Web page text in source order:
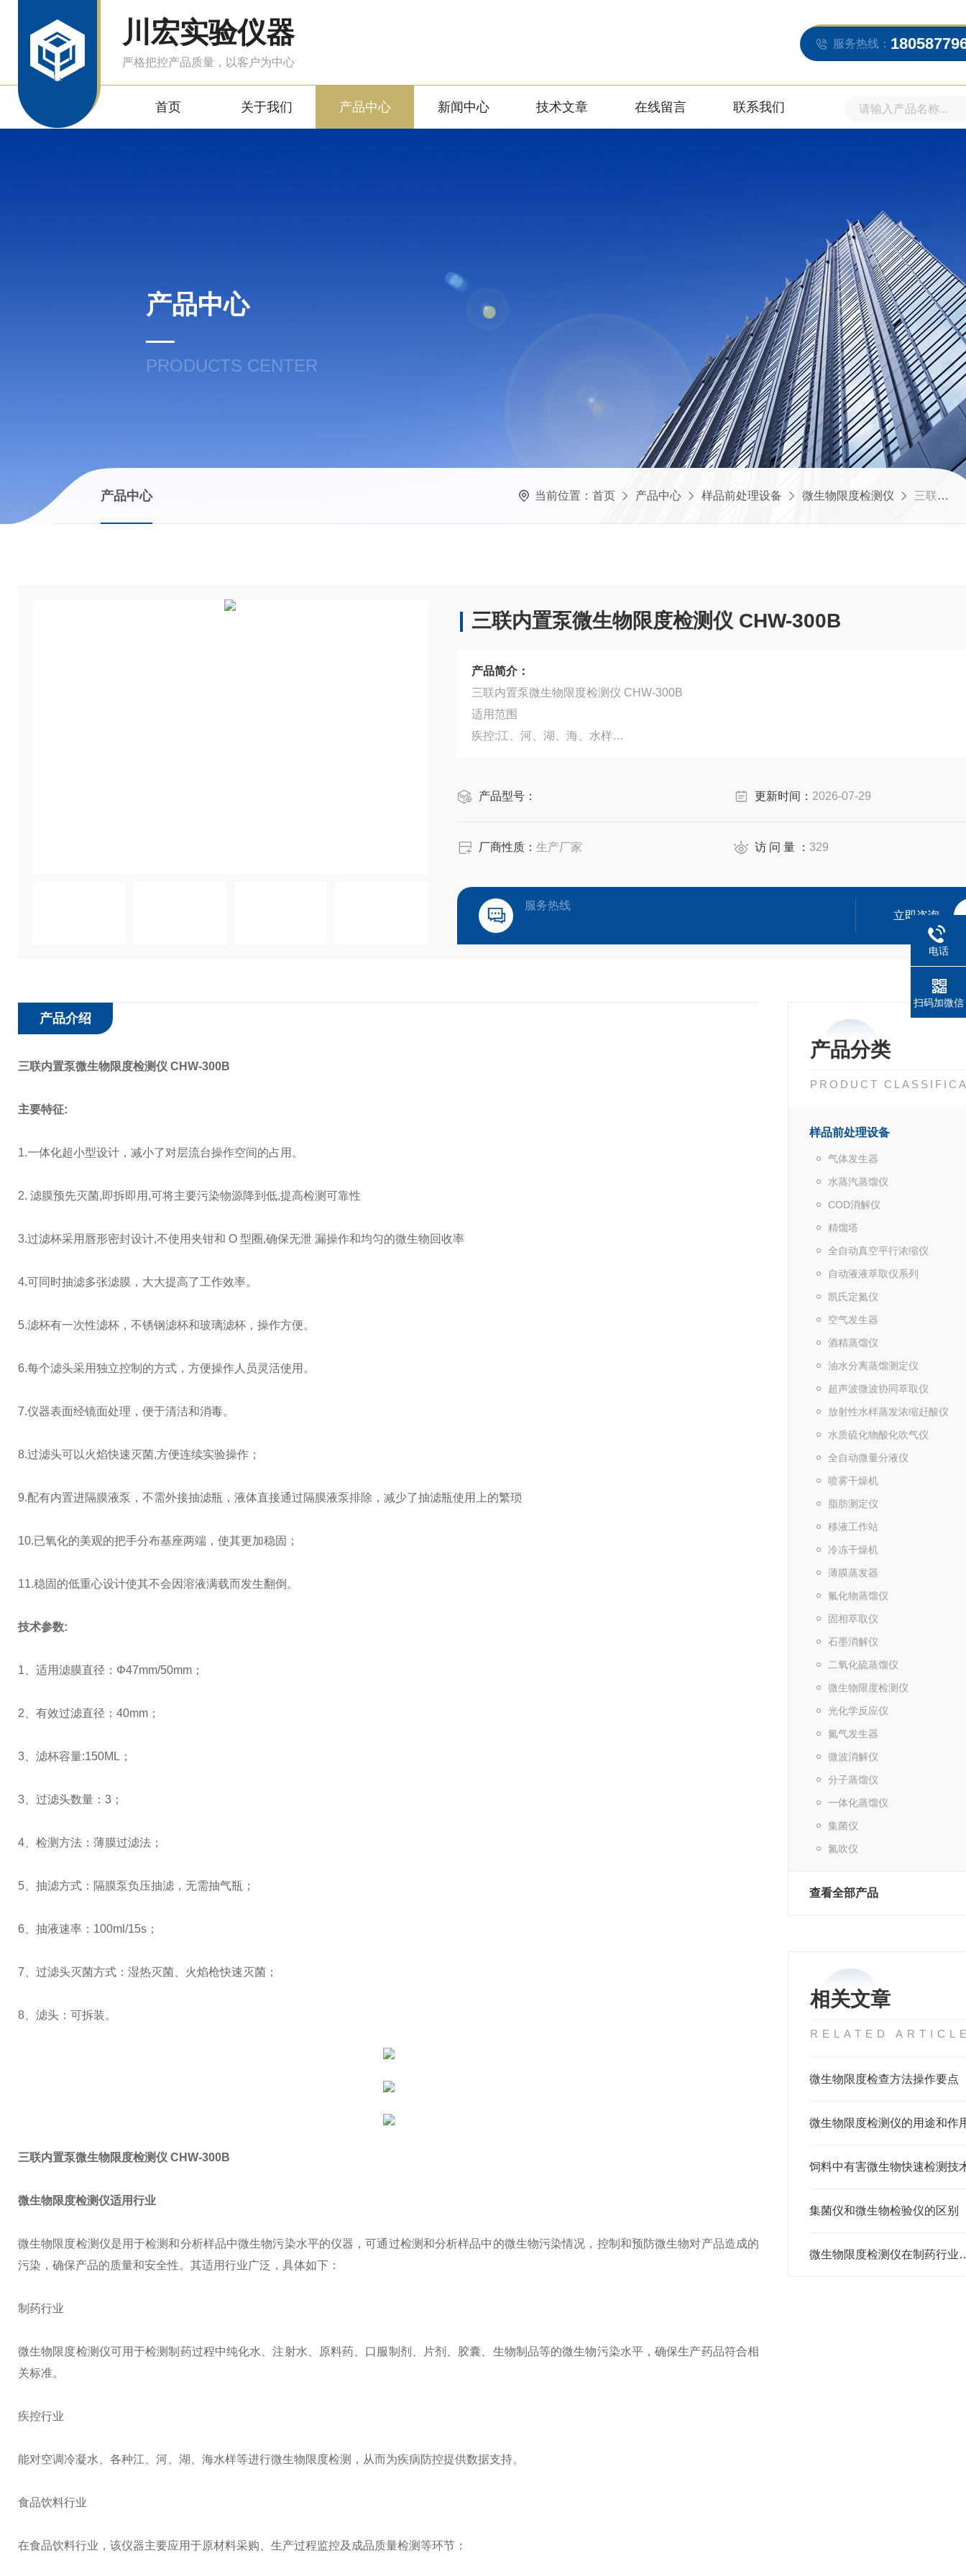
川宏实验仪器
严格把控产品质量，以客户为中心
服务热线：
首页 关于我们 产品中心 新闻中心 技术文章 在线留言 联系我们
产品中心
PRODUCTS CENTER
产品中心 当前位置： 首页 产品中心 样品前处理设备 微生物限度检测仪 三联内置泵微生物限度检测仪 CHW-300B
三联内置泵微生物限度检测仪 CHW-300B
产品简介：
三联内置泵微生物限度检测仪 CHW-300B
适用范围
疾控:江、河、湖、海、水样
产品型号： 更新时间： 2026-07-29
厂商性质： 生产厂家 访 问 量 ：329
服务热线
立即咨询
产品分类
PRODUCT
样品前处理设备
气体发生器
水蒸汽蒸馏仪
COD消解仪
精馏塔
全自动真空平行浓缩仪
自动液液萃取仪系列
凯氏定氮仪
空气发生器
酒精蒸馏仪
油水分离蒸馏测定仪
超声波微波协同萃取仪
放射性水样蒸发浓缩赶酸仪
水质硫化物酸化吹气仪
全自动微量分液仪
喷雾干燥机
脂肪测定仪
移液工作站
冷冻干燥机
薄膜蒸发器
氟化物蒸馏仪
固相萃取仪
石墨消解仪
二氧化硫蒸馏仪
微生物限度检测仪
光化学反应仪
氮气发生器
微波消解仪
分子蒸馏仪
一体化蒸馏仪
集菌仪
氮吹仪
查看全部产品
相关文章
RELATED
微生物限度检查方法操作要点
微生物限度检测仪的用途和作
饲料中有害微生物快速检测技
集菌仪和微生物检验仪的区别
微生物限度检测仪
产品介绍
三联内置泵微生物限度检测仪 CHW-300B
主要特征:
1.一体化超小型设计，减小了对层流台操作空间的占用。
2. 滤膜预先灭菌,即拆即用,可将主要污染物源降到低,提高检测可靠性
3.过滤杯采用唇形密封设计,不使用夹钳和 O 型圈,确保无泄 漏操作和均匀的微生物回收率
4.可同时抽滤多张滤膜，大大提高了工作效率。
5.滤杯有一次性滤杯，不锈钢滤杯和玻璃滤杯，操作方便。
6.每个滤头采用独立控制的方式，方便操作人员灵活使用。
7.仪器表面经镜面处理，便于清洁和消毒。
8.过滤头可以火焰快速灭菌,方便连续实验操作；
9.配有内置进隔膜液泵，不需外接抽滤瓶，液体直接通过隔膜液泵排除，减少了抽滤瓶使用上的繁琐
10.已氧化的美观的把手分布基座两端，使其更加稳固；
11.稳固的低重心设计使其不会因溶液满载而发生翻倒。
技术参数:
1、适用滤膜直径：Φ47mm/50mm；
2、有效过滤直径：40mm；
3、滤杯容量:150ML；
3、过滤头数量：3；
4、检测方法：薄膜过滤法；
5、抽滤方式：隔膜泵负压抽滤，无需抽气瓶；
6、抽液速率：100ml/15s；
7、过滤头灭菌方式：湿热灭菌、火焰枪快速灭菌；
8、滤头：可拆装。
三联内置泵微生物限度检测仪 CHW-300B
微生物限度检测仪适用行业
微生物限度检测仪是用于检测和分析样品中微生物污染水平的仪器，可通过检测和分析样品中的微生物污染情况，控制和预防微生物对产品造成的
污染，确保产品的质量和安全性。其适用行业广泛，具体如下：
制药行业
微生物限度检测仪可用于检测制药过程中纯化水、注射水、原料药、口服制剂、片剂、胶囊、生物制品等的微生物污染水平，确保生产药品符合相
关标准。
疾控行业
能对空调冷凝水、各种江、河、湖、海水样等进行微生物限度检测，从而为疾病防控提供数据支持。
食品饮料行业
在食品饮料行业，该仪器主要应用于原材料采购、生产过程监控及成品质量检测等环节：
电话
扫码加微信